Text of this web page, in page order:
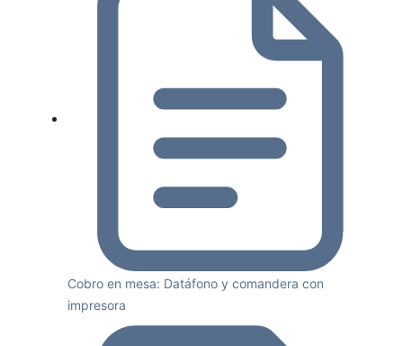
Cobro en mesa: Datáfono y comandera con
impresora